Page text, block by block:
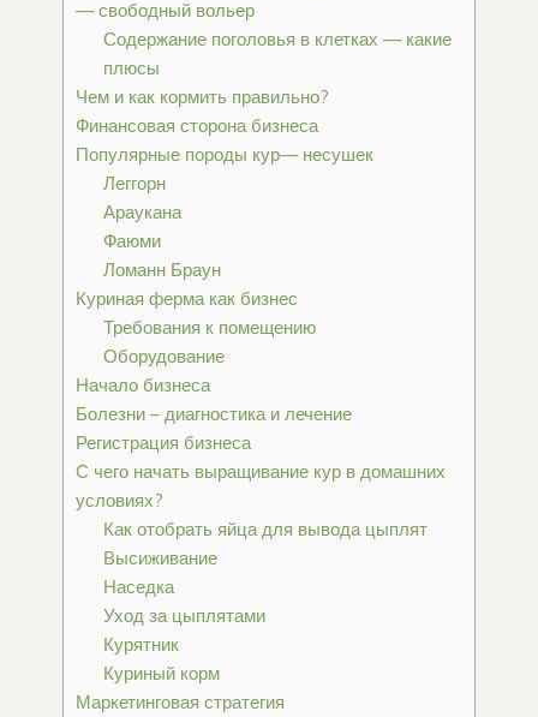
— свободный вольер
Содержание поголовья в клетках — какие
плюсы
Чем и как кормить правильно?
Финансовая сторона бизнеса
Популярные породы кур— несушек
Леггорн
Араукана
Фаюми
Ломанн Браун
Куриная ферма как бизнес
Требования к помещению
Оборудование
Начало бизнеса
Болезни – диагностика и лечение
Регистрация бизнеса
С чего начать выращивание кур в домашних
условиях?
Как отобрать яйца для вывода цыплят
Высиживание
Наседка
Уход за цыплятами
Курятник
Куриный корм
Маркетинговая стратегия